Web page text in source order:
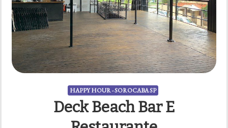
HAPPY HOUR - SOROCABA SP
Deck Beach Bar E